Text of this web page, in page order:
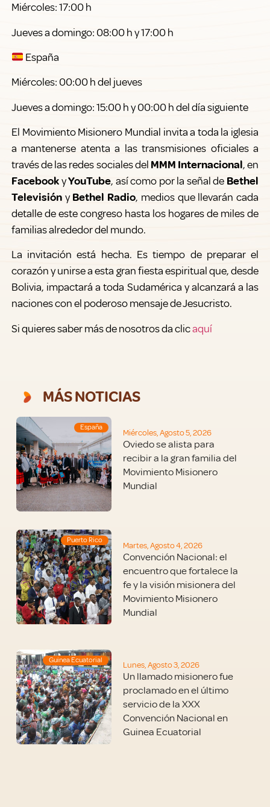
Miércoles: 17:00 h
Jueves a domingo: 08:00 h y 17:00 h
España
Miércoles: 00:00 h del jueves
Jueves a domingo: 15:00 h y 00:00 h del día siguiente
El Movimiento Misionero Mundial invita a toda la iglesia
a mantenerse atenta a las transmisiones oficiales a
través de las redes sociales del MMM Internacional, en
FacebookyYouTube, así como por la señal de Bethel
Televisióny Bethel Radio, medios que llevarán cada
detalle de este congreso hasta los hogares de miles de
familias alrededor del mundo.
La invitación está hecha. Es tiempo de preparar el
corazón y unirse a esta gran fiesta espiritual que, desde
Bolivia, impactará a toda Sudamérica y alcanzará a las
naciones con el poderoso mensaje de Jesucristo.
Si quieres saber más de nosotros da clicaquí
MÁS NOTICIAS
España
Miércoles, Agosto 5, 2026
Oviedo se alista para
recibir a la gran familia del
Movimiento Misionero
Mundial
Puerto Rico
Martes, Agosto 4, 2026
Convención Nacional: el
encuentro que fortalece la
fe y la visión misionera del
Movimiento Misionero
Mundial
Guinea Ecuatorial
Lunes, Agosto 3, 2026
Un llamado misionero fue
proclamado en el último
servicio de la XXX
Convención Nacional en
Guinea Ecuatorial